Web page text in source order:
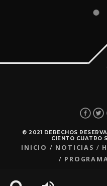
© 2021 DERECHOS
CIENTO CUATRO
INICIO NOTICIAS